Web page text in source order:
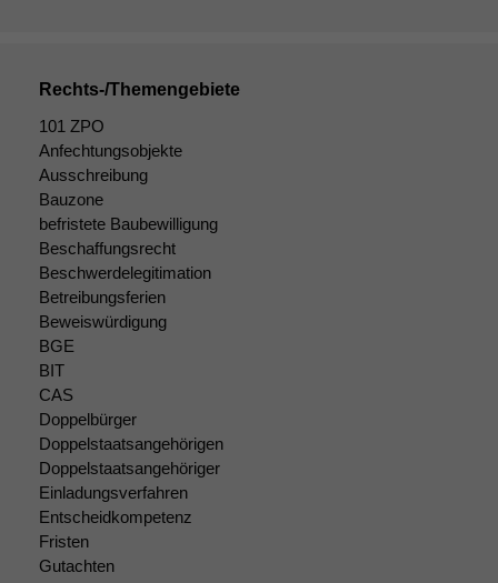
Rechts-/Themengebiete
101 ZPO
Anfechtungsobjekte
Ausschreibung
Bauzone
befristete Baubewilligung
Beschaffungsrecht
Beschwerdelegitimation
Betreibungsferien
Beweiswürdigung
BGE
BIT
CAS
Doppelbürger
Doppelstaatsangehörigen
Doppelstaatsangehöriger
Einladungsverfahren
Entscheidkompetenz
Fristen
Gutachten